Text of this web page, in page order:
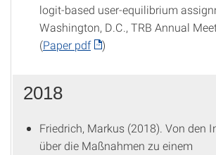
logit-based user-equilibrium
Washington, D.C., TRB Annual
(Paper pdf )
2018
Friedrich, Markus (2018). Von den
über die Maßnahmen zu einem